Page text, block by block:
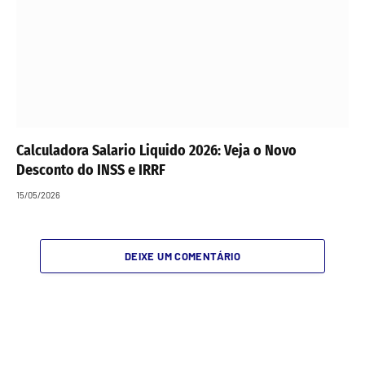
Calculadora Salario Liquido 2026: Veja o Novo
Desconto do INSS e IRRF
15/05/2026
DEIXE UM COMENTÁRIO